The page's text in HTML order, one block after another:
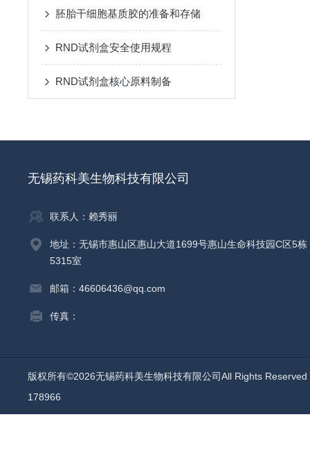
胚胎干细胞基质胶的准备和存储
RND试剂盒安全使用规程
RND试剂盒核心原料制备
无锡药科美生物科技有限公司
联系人：赖秀丽
地址：无锡市惠山区惠山大道1699号惠山生命科技园C区5栋
5315室
邮箱：46606436@qq.com
传真：
版权所有©2026无锡药科美生物科技有限公司All Rights
178966